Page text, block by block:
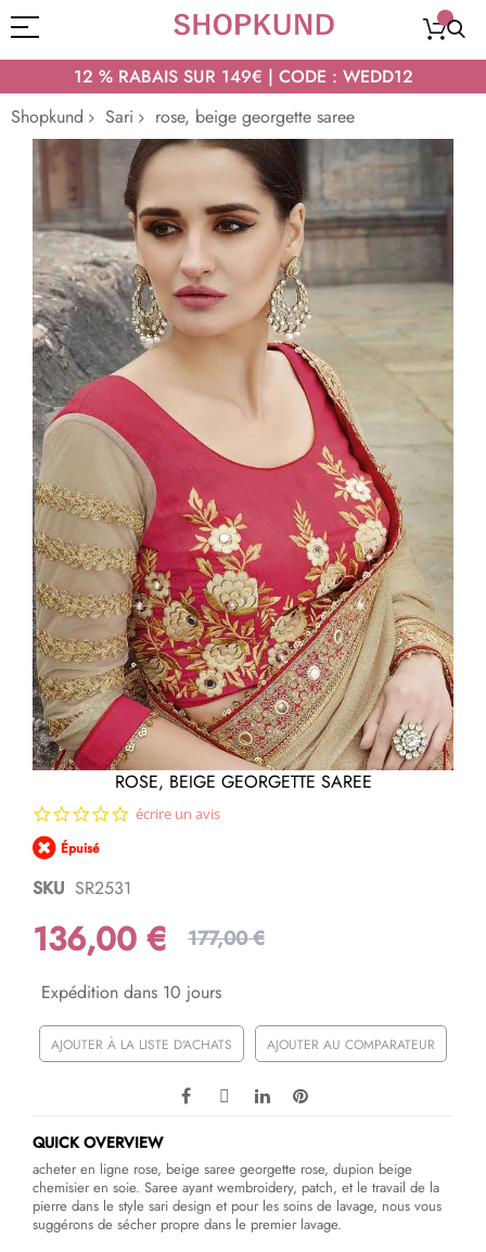
12 % RABAIS SUR 149€ | CODE : WEDD12
Shopkund
Sari rose, beige georgette saree
Passer
de
la
galerie
d’images
début
de
la
d’images
ROSE, BEIGE GEORGETTE SAREE
0.0
écrire un avis
Épuisé
SKU SR2531
136,00 € 177,00 €
Expédition dans 10 jours
AJOUTER À LA LISTE D'ACHATS AJOUTER AU COMPARATEUR
QUICK OVERVIEW
acheter en ligne rose, beige saree georgette rose, dupion beige
chemisier en soie. Saree ayant wembroidery, patch, et le travail de la
pierre dans le style sari design et pour les soins de lavage, nous vous
suggérons de sécher propre dans le premier lavage.